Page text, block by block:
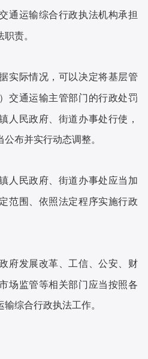
通运输综合行政执法机构承担
责。
际情况，可以决定将基层管
交通运输主管部门的行政处罚
人民政府、街道办事处行使，
布并实行动态调整。
民政府、街道办事处应当加
范围、依照法定程序实施行政
发展改革、工信、公安、财
场监管等相关部门应当按照各
综合行政执法工作。